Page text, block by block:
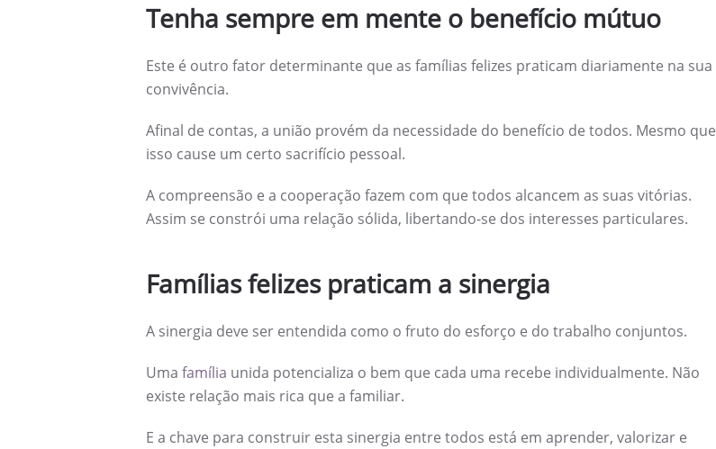
Tenha sempre em mente o benefício mútuo
Este é outro fator determinante que as famílias felizes praticam diariamente na sua
convivência.
Afinal de contas, a união provém da necessidade do benefício de todos. Mesmo que
isso cause um certo sacrifício pessoal.
A compreensão e a cooperação fazem com que todos alcancem as suas vitórias.
Assim se constrói uma relação sólida, libertando-se dos interesses particulares.
Famílias felizes praticam a sinergia
A sinergia deve ser entendida como o fruto do esforço e do trabalho conjuntos.
Uma família unida potencializa o bem que cada uma recebe individualmente. Não
existe relação mais rica que a familiar.
E a chave para construir esta sinergia entre todos está em aprender, valorizar e